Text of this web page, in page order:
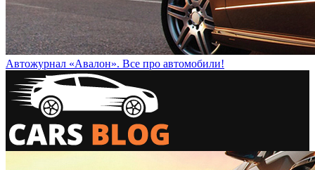
Автожурнал «Авалон». Все про автомобили!